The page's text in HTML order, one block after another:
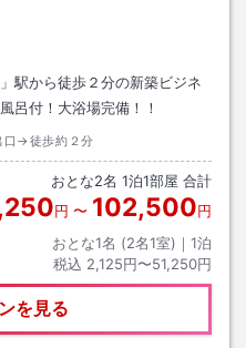
駅から徒歩２分の新築ビジネ
呂付！大浴場完備！！
口→徒歩約２分
おとな2名 1泊1部屋 合計
円 〜 102,500円
おとな1名 (2名1室)｜ 1泊
税込 2,125円〜51,250円
を見る